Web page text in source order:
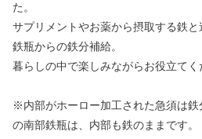
た。
サプリメントやお薬から摂取する鉄
鉄瓶からの鉄分補給。
暮らしの中で楽しみながらお役立てく
※内部がホーロー加工された急須は
の南部鉄瓶は、内部も鉄のままです。